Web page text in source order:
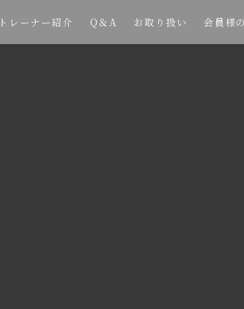
トレーナー紹介 Q＆A お取り扱い 会員様